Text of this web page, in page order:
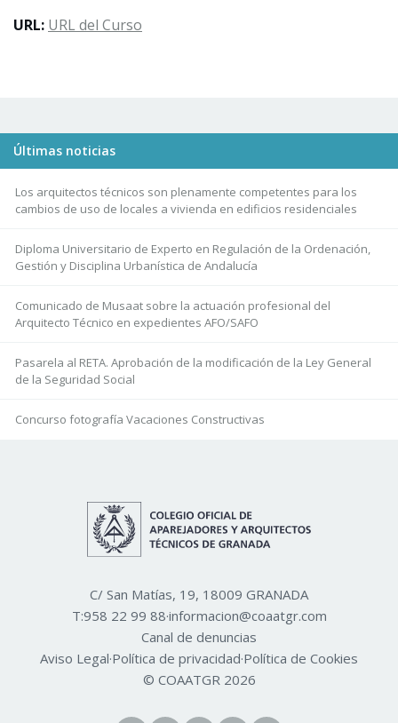
URL: URL del Curso
Últimas noticias
Los arquitectos técnicos son plenamente competentes para los
cambios de uso de locales a vivienda en edificios residenciales
Diploma Universitario de Experto en Regulación de la Ordenación,
Gestión y Disciplina Urbanística de Andalucía
Comunicado de Musaat sobre la actuación profesional del
Arquitecto Técnico en expedientes AFO/SAFO
Pasarela al RETA. Aprobación de la modificación de la Ley General
de la Seguridad Social
Concurso fotografía Vacaciones Constructivas
C/ San Matías, 19, 18009 GRANADA
T:958 22 99 88·informacion@coaatgr.com
Canal de denuncias
Aviso Legal·Política de privacidad·Política de Cookies
© COAATGR 2026